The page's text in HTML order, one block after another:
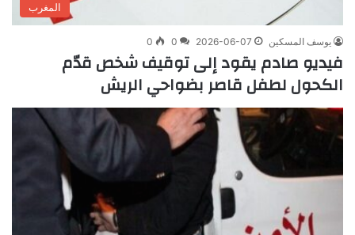
المغرب
يوسف المسكين 2026-06-07
0
0
فيديو صادم يقود إلى توقيف شخص قدّم
الكحول لطفل قاصر بضواحي الريش